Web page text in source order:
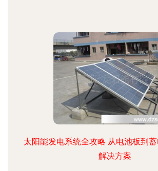
太阳能发电系统全攻略 从电池板到
解决方案